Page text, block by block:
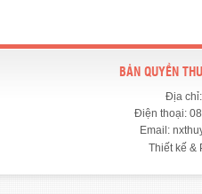
BẢN QUYỀN
Địa
Điện thoại:
Email:
Thiết kế &